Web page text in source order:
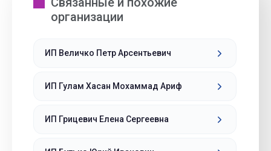
организации
ИП Величко Петр Арсентьевич
ИП Гулам Хасан Мохаммад Ариф
ИП Грицевич Елена Сергеевна